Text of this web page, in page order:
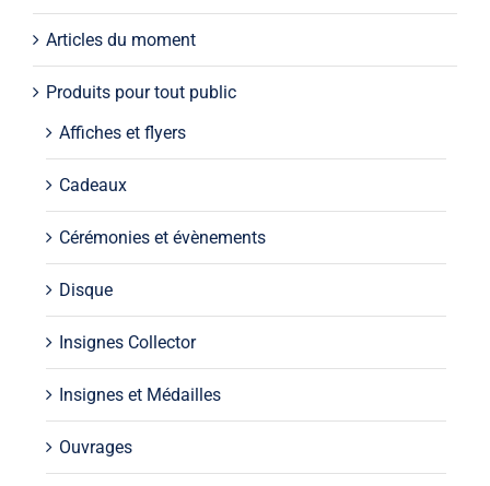
Articles du moment
Produits pour tout public
Affiches et flyers
Cadeaux
Cérémonies et évènements
Disque
Insignes Collector
Insignes et Médailles
Ouvrages